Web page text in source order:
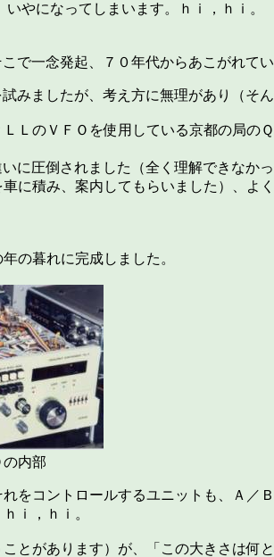
やになってしまいます。ｈｉ，ｈｉ。
で一念発起、７０年代からあこがれて
みましたが、考え方に無理があり（そ
ＬのＶＦＯを使用している京都の局
に圧倒されました（全く理解できなかっ
に積み、案内してもらいました）、
の暮れに完成しました。
内部
をコントロールするユニットも、Ａ
ｉ，ｈｉ。
とがあります）が、「この大きさは何